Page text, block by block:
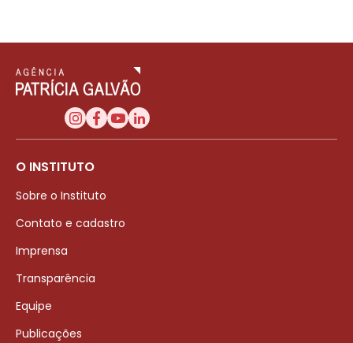
O INSTITUTO
Sobre o Instituto
Contato e cadastro
Imprensa
Transparência
Equipe
Publicações